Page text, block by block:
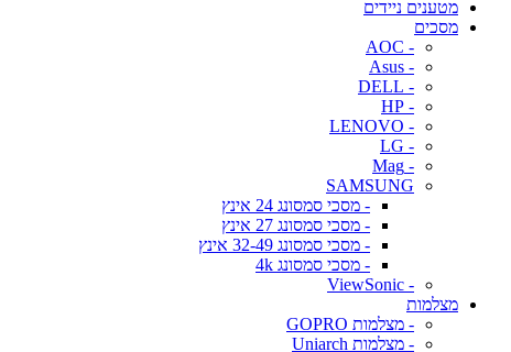
מטענים ניידים
מסכים
- AOC
- Asus
- DELL
- HP
- LENOVO
- LG
- Mag
SAMSUNG
- מסכי סמסונג 24 אינץ
- מסכי סמסונג 27 אינץ
- מסכי סמסונג 32-49 אינץ
- מסכי סמסונג 4k
- ViewSonic
מצלמות
- מצלמות GOPRO
- מצלמות Uniarch